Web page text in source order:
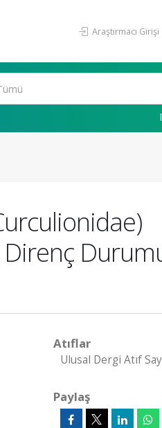
Araştırmacı Girişi
Direnç
Atıflar
Ulusal Dergi Atıf
Paylaş